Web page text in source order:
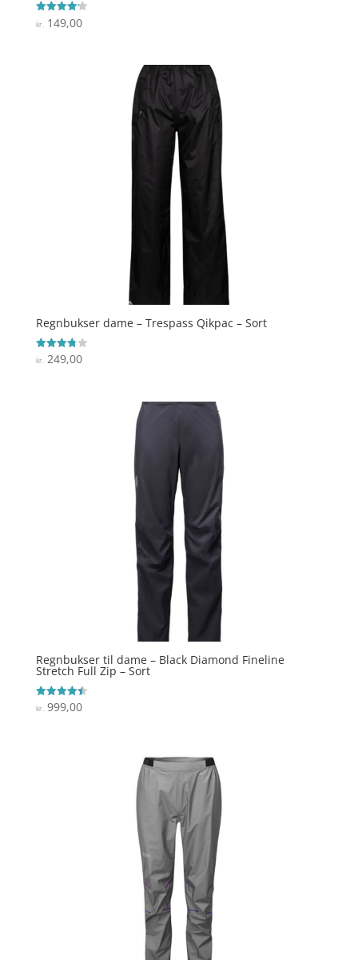
Vurderet
4.2
kr. 149,00
Regnbukser dame – Trespass Qikpac – Sort
Vurderet
3.8
kr.249,00
Regnbukser til dame – Black Diamond Fineline
Stretch Full Zip – Sort
Vurderet
4.5
kr.999,00